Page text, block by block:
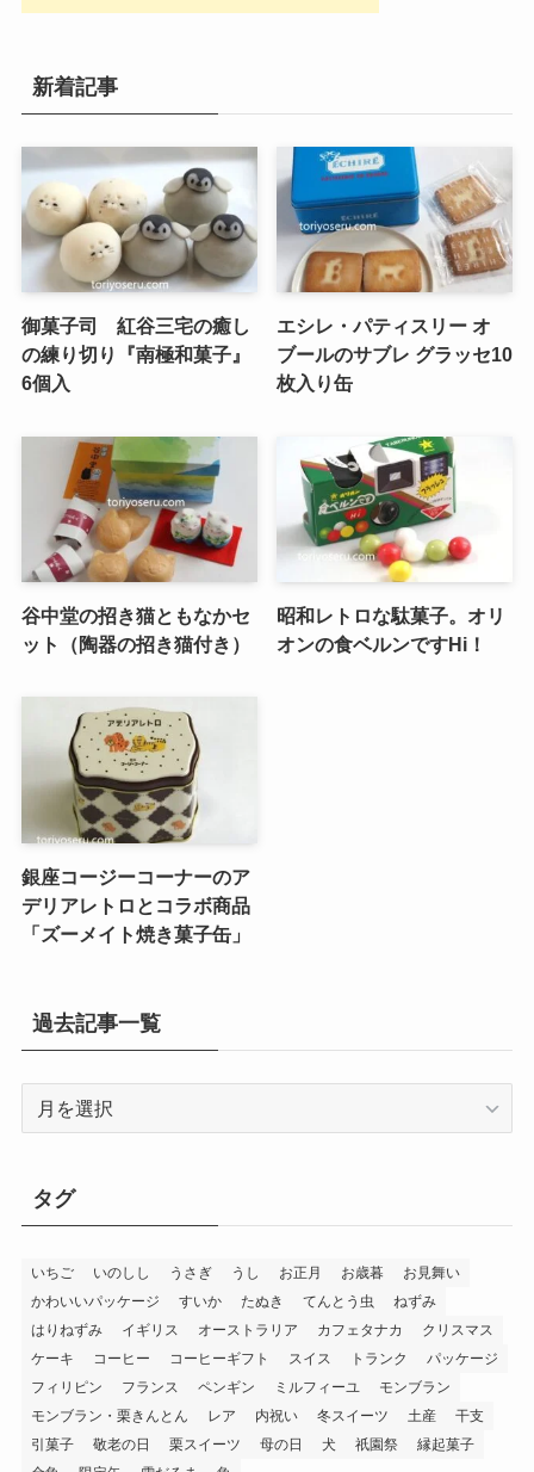
新着記事
御菓子司 紅谷三宅の癒し
の練り切り『南極和菓子』
6個入
エシレ・パティスリー オ
ブールのサブレ グラッセ10
枚入り缶
谷中堂の招き猫ともなかセ
ット（陶器の招き猫付き）
昭和レトロな駄菓子。オリ
オンの食ベルンですHi！
銀座コージーコーナーのア
デリアレトロとコラボ商品
「ズーメイト焼き菓子缶」
過去記事一覧
一
タグ
いちご いのしし うさぎ うし お正月 お歳暮
お見舞い
かわいいパッケージ
すいか たぬき てんとう虫
ねずみ
はりねずみ
イギリス オーストラリア カフェタナカ
クリスマス
ケーキ
コーヒー コーヒーギフト スイス トランク
パッケージ
フィリピン
フランス ペンギン ミルフィーユ
モンブラン
モンブラン・栗きんとん
レア 内祝い 冬スイーツ 土産
干支
引菓子
敬老の日 栗スイーツ 母の日 犬 祇園祭
縁起菓子